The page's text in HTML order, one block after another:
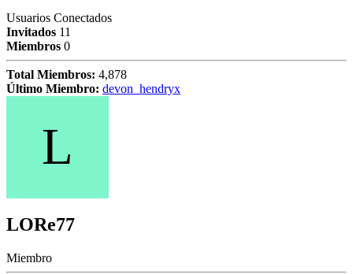
Usuarios Conectados
Invitados 11
Miembros 0
Total Miembros: 4,878
Último Miembro: devon_hendryx
L
LORe77
Miembro